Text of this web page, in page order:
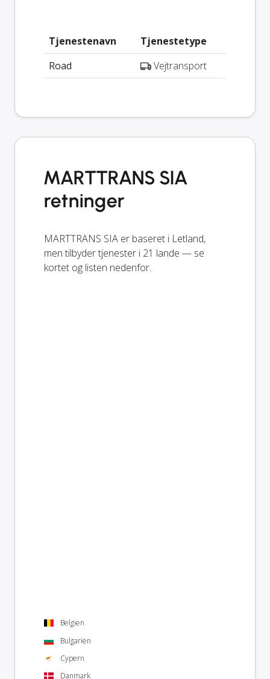
Tjenestenavn
Tjenestetype
Road
Vejtransport
MARTTRANS SIA
retninger
MARTTRANS SIA er baseret i Letland,
men tilbyder tjenester i 21 lande — se
kortet og listen nedenfor.
Belgien
Bulgarien
Cypern
Danmark